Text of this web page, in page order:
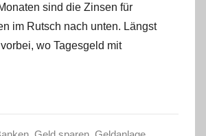
n
C
W
sind die Zinsen für
im Rutsch nach unten. Längst
wo Tagesgeld mit